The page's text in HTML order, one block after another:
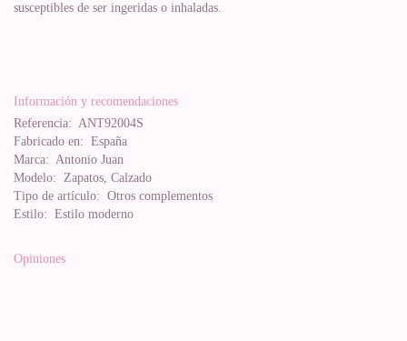
susceptibles de ser ingeridas o inhaladas.
Información y recomendaciones
Referencia: ANT92004S
Fabricado en: España
Marca: Antonio Juan
Modelo: Zapatos, Calzado
Tipo de artículo: Otros complementos
Estilo: Estilo moderno
Opiniones